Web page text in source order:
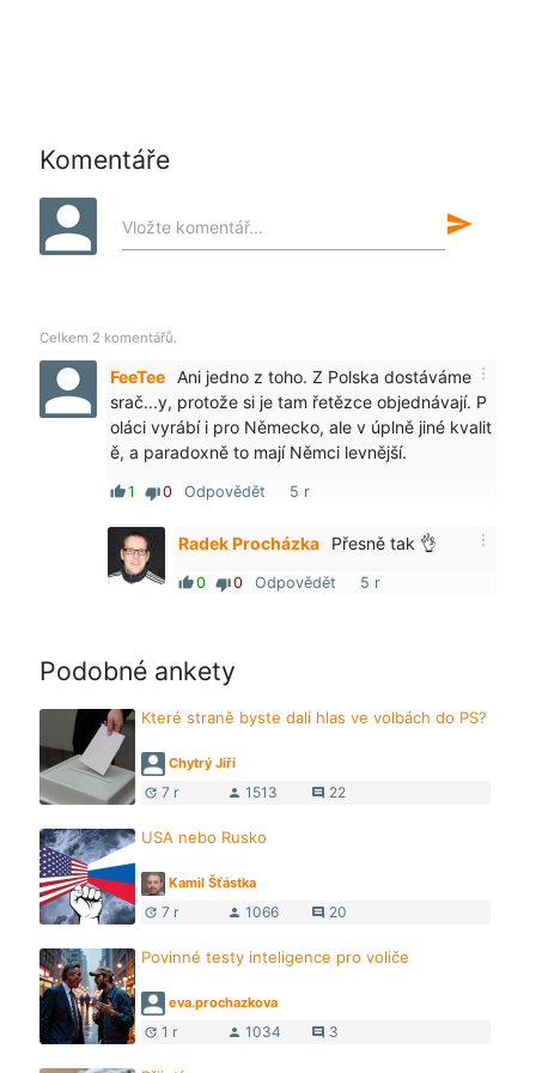
Komentáře
Vložte komentář... send
Celkem 2 komentářů.
FeeTee more_vert
Ani jedno z toho. Z Polska dostáváme
srač...y, protože si je tam řetězce objednávají. P
oláci vyrábí i pro Německo, ale v úplně jiné kvalit
ě, a paradoxně to mají Němci levnější.
thumb_up1 thumb_down0 Odpovědět 5 r
Radek Procházka more_vert
Přesně tak 👌
thumb_up0 thumb_down0 Odpovědět 5 r
Podobné ankety
Které straně byste dali hlas ve volbách do PS?
Chytrý Jiří
update 7 r person 1513 comment 22
USA nebo Rusko
Kamil Šťástka
update 7 r person 1066 comment 20
Povinné testy inteligence pro voliče
eva.prochazkova
update 1 r person 1034 comment 3